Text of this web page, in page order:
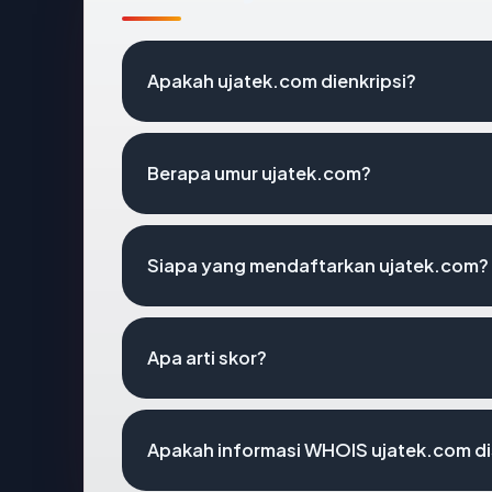
Apakah ujatek.com dienkripsi?
Berapa umur ujatek.com?
Siapa yang mendaftarkan ujatek.com?
Apa arti skor?
Apakah informasi WHOIS ujatek.com